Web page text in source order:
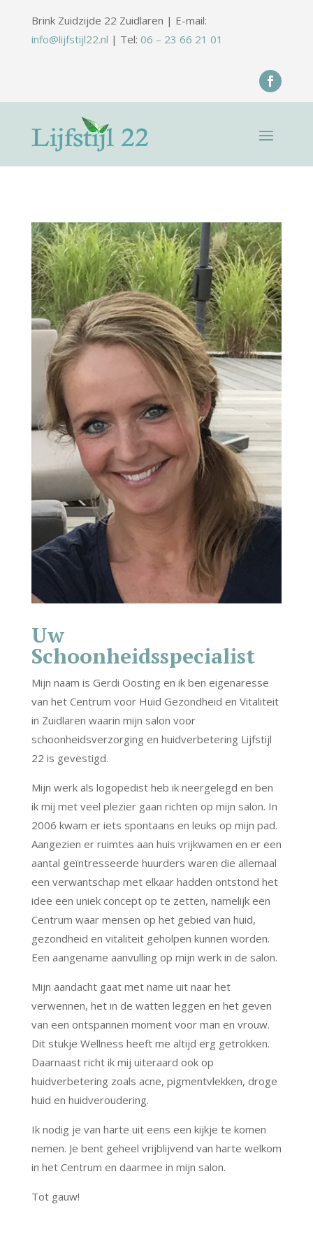
Brink Zuidzijde 22 Zuidlaren | E-mail:
info@lijfstijl22.nl | Tel: 06 – 23 66 21 01
Uw
Schoonheidsspecialist
Mijn naam is Gerdi Oosting en ik ben eigenaresse
van het Centrum voor Huid Gezondheid en Vitaliteit
in Zuidlaren waarin mijn salon voor
schoonheidsverzorging en huidverbetering Lijfstijl
22 is gevestigd.
Mijn werk als logopedist heb ik neergelegd en ben
ik mij met veel plezier gaan richten op mijn salon. In
2006 kwam er iets spontaans en leuks op mijn pad.
Aangezien er ruimtes aan huis vrijkwamen en er een
aantal geïntresseerde huurders waren die allemaal
een verwantschap met elkaar hadden ontstond het
idee een uniek concept op te zetten, namelijk een
Centrum waar mensen op het gebied van huid,
gezondheid en vitaliteit geholpen kunnen worden.
Een aangename aanvulling op mijn werk in de salon.
Mijn aandacht gaat met name uit naar het
verwennen, het in de watten leggen en het geven
van een ontspannen moment voor man en vrouw.
Dit stukje Wellness heeft me altijd erg getrokken.
Daarnaast richt ik mij uiteraard ook op
huidverbetering zoals acne, pigmentvlekken, droge
huid en huidveroudering.
Ik nodig je van harte uit eens een kijkje te komen
nemen. Je bent geheel vrijblijvend van harte welkom
in het Centrum en daarmee in mijn salon.
Tot gauw!